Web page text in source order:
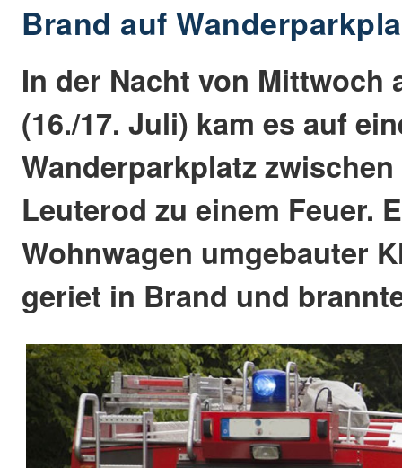
Brand auf
In der Nacht von Mittwoch
(16./17. Juli) kam es auf
Wanderparkplatz
Leuterod zu einem Feuer.
Wohnwagen umgebauter
geriet in Brand und